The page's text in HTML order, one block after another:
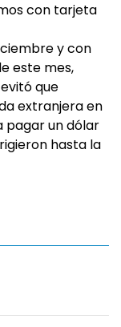
con tarjeta
y con
este mes,
que
extranjera en
pagar un dólar
rigieron hasta la